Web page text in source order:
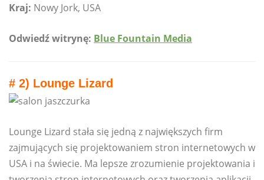
Kraj: Nowy Jork, USA
Odwiedź witrynę: Blue Fountain Media
# 2) Lounge Lizard
Lounge Lizard stała się jedną z największych firm
zajmujących się projektowaniem stron internetowych w
USA i na świecie. Ma lepsze zrozumienie projektowania i